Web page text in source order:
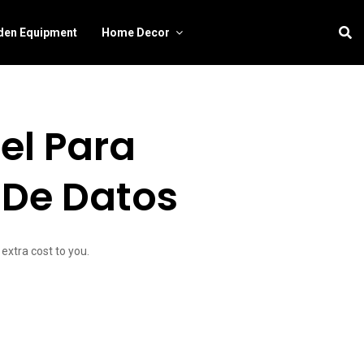
Equipment Home Decor
Para
Datos
cost to you.